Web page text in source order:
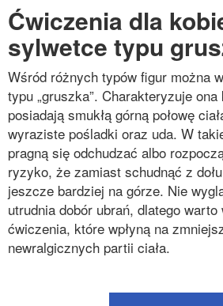
Ćwiczenia dla
sylwetce typu
Wśród różnych typów figur można
typu „gruszka”. Charakteryzuje
posiadają smukłą górną połowę
wyraziste pośladki oraz uda. W
pragną się odchudzać albo
ryzyko, że zamiast schudnąć z
jeszcze bardziej na górze. Nie
utrudnia dobór ubrań, dlatego
ćwiczenia, które wpłyną na
newralgicznych partii ciała.